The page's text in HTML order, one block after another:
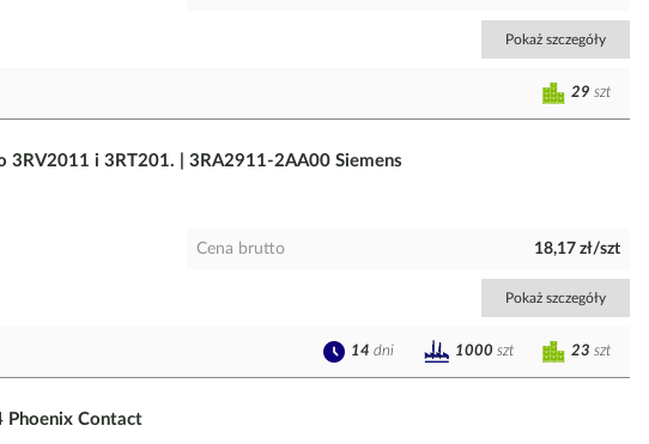
Pokaż szczegóły
29 szt
3RV2011 i 3RT201. | 3RA2911-2AA00 Siemens
Cena brutto 18,17 zł/szt
Pokaż szczegóły
23 szt
14 dni 1000 szt
Phoenix Contact